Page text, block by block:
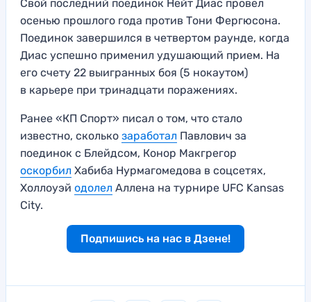
Свой последний поединок Нейт Диас провел
осенью прошлого года против Тони Фергюсона.
Поединок завершился в четвертом раунде, когда
Диас успешно применил удушающий прием. На
его счету 22 выигранных боя (5 нокаутом)
в карьере при тринадцати поражениях.
Ранее «КП Спорт» писал о том, что стало
известно, сколько заработал Павлович за
поединок с Блейдсом, Конор Макгрегор
оскорбил Хабиба Нурмагомедова в соцсетях,
Холлоуэй одолел Аллена на турнире UFC Kansas
City.
Подпишись на нас в Дзене!